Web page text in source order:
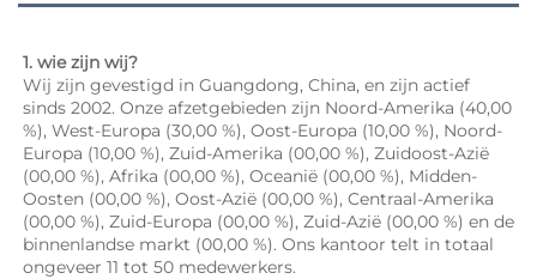
1. wie zijn wij?
Wij zijn gevestigd in Guangdong, China, en zijn actief
sinds 2002. Onze afzetgebieden zijn Noord-Amerika (40,00
%), West-Europa (30,00 %), Oost-Europa (10,00 %), Noord-
Europa (10,00 %), Zuid-Amerika (00,00 %), Zuidoost-Azië
(00,00 %), Afrika (00,00 %), Oceanië (00,00 %), Midden-
Oosten (00,00 %), Oost-Azië (00,00 %), Centraal-Amerika
(00,00 %), Zuid-Europa (00,00 %), Zuid-Azië (00,00 %) en de
binnenlandse markt (00,00 %). Ons kantoor telt in totaal
ongeveer 11 tot 50 medewerkers.